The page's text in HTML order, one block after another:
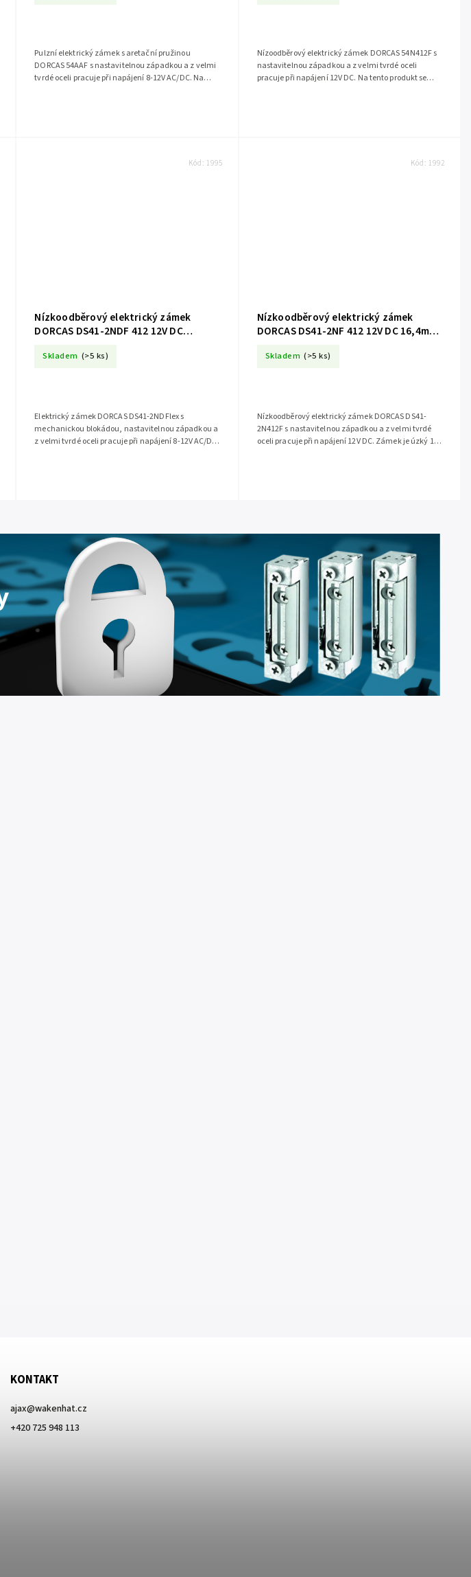
Pulzní elektrický zámek s aretační pružinou
DORCAS 54AAF s nastavitelnou západkou a z velmi
tvrdé oceli pracuje při napájení 8-12V AC/DC. Na
Nízoodběrový elektrický zámek DORCAS 54N412F s
nastavitelnou západkou a z velmi tvrdé oceli
pracuje při napájení 12V DC. Na tento produkt se
Nízkoodběrový elektrický zámek
DORCAS DS41-2NDF 412 12V DC
Skladem (>5 ks)
Elektrický zámek DORCAS DS41-2NDFlex s
mechanickou blokádou, nastavitelnou západkou a
z velmi tvrdé oceli pracuje při napájení 8-12V AC/DC.
Kód: 1995
Nízkoodběrový elektrický zámek
DORCAS DS41-2NF 412 12V DC 16,4mm
Skladem (>5 ks)
Nízkoodběrový elektrický zámek DORCAS DS41-
2N412F s nastavitelnou západkou a z velmi tvrdé
oceli pracuje při napájení 12V DC. Zámek je úzký 16
Kód: 1992
KONTAKT
ajax@wakenhat.cz
+420 725 948 113